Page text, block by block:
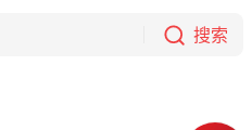
搜索